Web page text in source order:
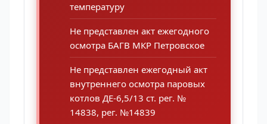
температуру
Не представлен акт ежегодного
осмотра БАГВ МКР Петровское
Не представлен ежегодный акт
внутреннего осмотра паровых
котлов ДЕ-6,5/13 ст. рег. №
14838, рег. №14839